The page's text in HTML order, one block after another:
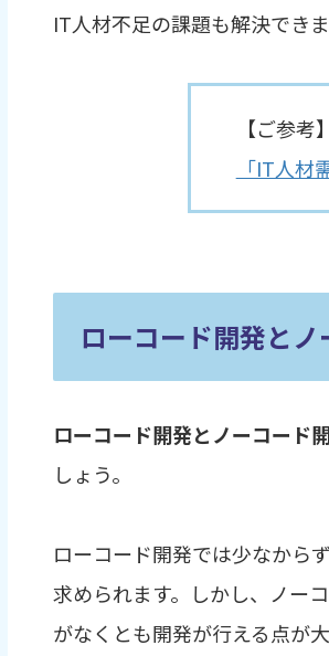
IT人材不足の課題も解決できま
【ご参考】
「IT人材
ローコード開発と
ローコード開発とノーコード
しょう。
ローコード開発では少なから
求められます。しかし、ノー
がなくとも開発が行える点が